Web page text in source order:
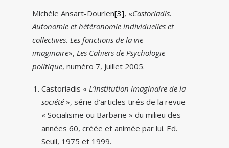
Michèle Ansart-Dourlen[3], «Castoriadis.
Autonomie et hétéronomie individuelles et
collectives. Les fonctions de la vie
imaginaire», Les Cahiers de Psychologie
politique, numéro 7, Juillet 2005.
Castoriadis « L’institution imaginaire de la
société », série d’articles tirés de la revue
« Socialisme ou Barbarie » du milieu des
années 60, créée et animée par lui. Ed.
Seuil, 1975 et 1999.